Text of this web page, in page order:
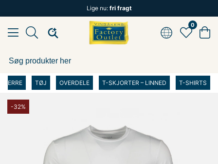
Lige nu: fri fragt
0
HERRE TØJ OVERDELE T-SKJORTER – LINNED T-SHIRTS
-32%